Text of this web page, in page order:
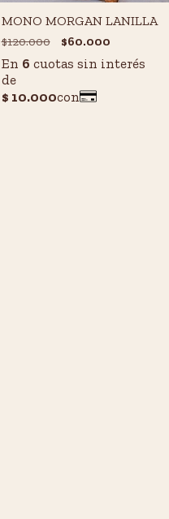
MONO MORGAN LANILLA
$120.000 $60.000